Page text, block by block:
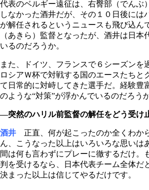
代表のベルギー遠征は、右臀部（でんぶ
しなかった酒井だが、その１０日後には
が解任されるというニュースも飛び込ん
（あきら）監督となったが、酒井は日本
いるのだろうか。
また、ドイツ、フランスで６シーズンを
ロシアＷ杯で対戦する国のエースたちと
て日常的に対峙してきた選手だ。経験豊
のような“対策”が浮かんでいるのだろうか
―突然のハリル前監督の解任をどう受け
酒井 正直、何が起こったのか全くわか
ん、こうなった以上はいろいろな思いは
間は何も言わずにプレーに徹するだけ。
判を受けるなら、日本代表チーム全体だ
決まった以上は信じてやるだけです。